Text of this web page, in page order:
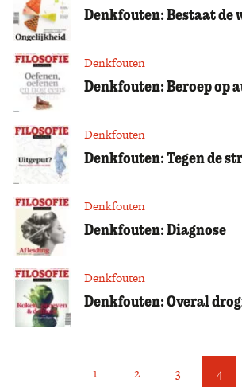
Denkfouten: Bestaat de
Denkfouten
Denkfouten: Beroep op
Denkfouten
Denkfouten: Tegen de
Denkfouten
Denkfouten: Diagnose
Denkfouten
Denkfouten: Overal
1 2 3 4